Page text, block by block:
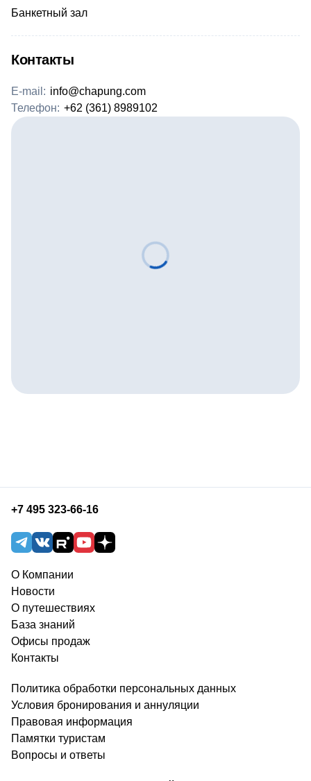
Банкетный зал
Контакты
E-mail: info@chapung.com
Телефон: +62 (361) 8989102
+7 495 323-66-16
О Компании
Новости
О путешествиях
База знаний
Офисы продаж
Контакты
Политика обработки персональных данных
Условия бронирования и аннуляции
Правовая информация
Памятки туристам
Вопросы и ответы